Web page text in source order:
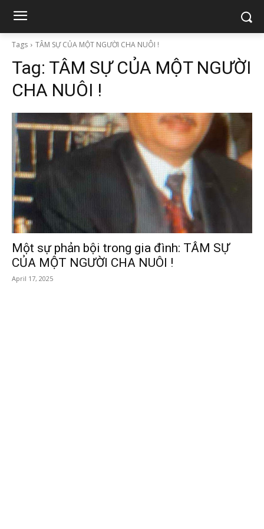
Tags TÂM SỰ CỦA MỘT NGƯỜI CHA NUÔI !
Tag: TÂM SỰ CỦA MỘT NGƯỜI
CHA NUÔI !
Một sự phản bội trong gia đình: TÂM SỰ
CỦA MỘT NGƯỜI CHA NUÔI !
April 17, 2025